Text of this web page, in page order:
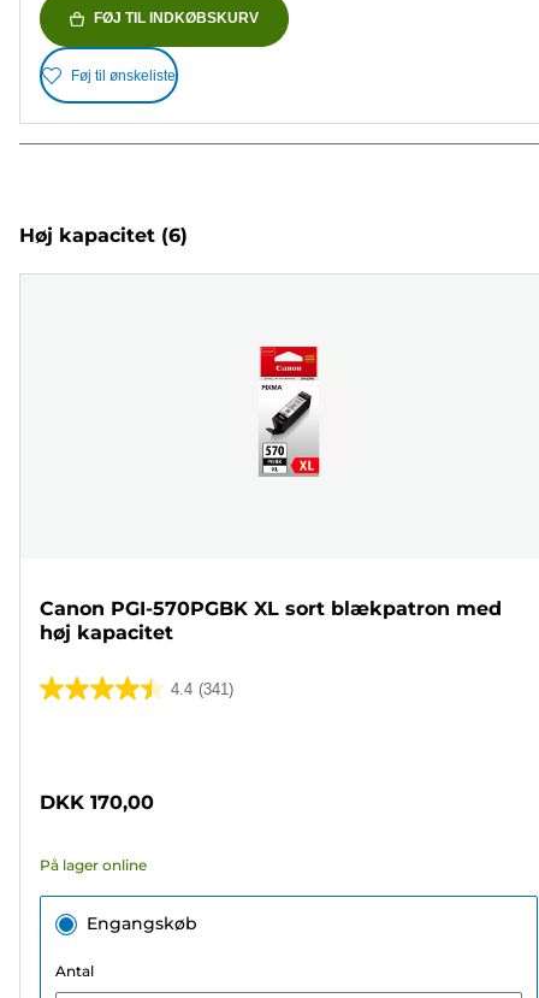
FØJ TIL INDKØBSKURV
Føj til ønskeliste
Høj kapacitet (6)
Canon PGI-570PGBK XL sort blækpatron med
høj kapacitet
4.4 (341)
4.4
stjerner.
anmeldelser
DKK 170,00
På lager online
Engangskøb
Antal